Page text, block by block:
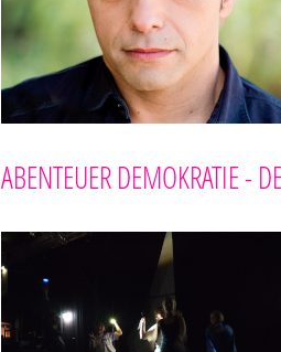
ABENTEUER DEMOKRATIE -